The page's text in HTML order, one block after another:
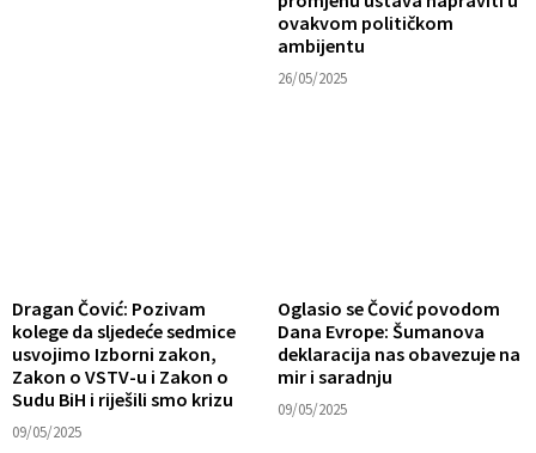
ovakvom političkom
ambijentu
26/05/2025
Dragan Čović: Pozivam
kolege da sljedeće sedmice
usvojimo Izborni zakon,
Zakon o VSTV-u i Zakon o
Sudu BiH i riješili smo krizu
09/05/2025
Oglasio se Čović povodom
Dana Evrope: Šumanova
deklaracija nas obavezuje na
mir i saradnju
09/05/2025